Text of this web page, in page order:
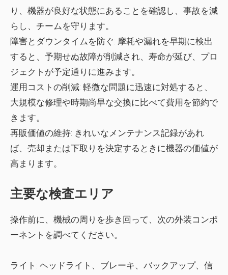
り、機器が良好な状態にあることを確認し、事故を減
らし、チームを守ります。
障害とダウンタイムを防ぐ: 摩耗や漏れを早期に検出
すると、予期せぬ故障が削減され、寿命が延び、プロ
ジェクトが予定通りに進みます。
運用コストの削減: 軽微な問題に迅速に対処すると、
大規模な修理や時期尚早な交換に比べて費用を節約で
きます。
再販価値の維持: きれいなメンテナンス記録があれ
ば、売却または下取りを決定するときに機器の価値が
高まります。
主要な検査エリア
操作前に、機械の周りを歩き回って、次の外装コンポ
ーネントを調べてください。
ライト: ヘッドライト、ブレーキ、バックアップ、信